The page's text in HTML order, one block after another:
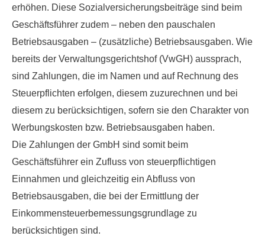
erhöhen. Diese Sozialversicherungsbeiträge sind beim
Geschäftsführer zudem – neben den pauschalen
Betriebsausgaben – (zusätzliche) Betriebsausgaben. Wie
bereits der Verwaltungsgerichtshof (VwGH) aussprach,
sind Zahlungen, die im Namen und auf Rechnung des
Steuerpflichten erfolgen, diesem zuzurechnen und bei
diesem zu berücksichtigen, sofern sie den Charakter von
Werbungskosten bzw. Betriebsausgaben haben.
Die Zahlungen der GmbH sind somit beim
Geschäftsführer ein Zufluss von steuerpflichtigen
Einnahmen und gleichzeitig ein Abfluss von
Betriebsausgaben, die bei der Ermittlung der
Einkommensteuerbemessungsgrundlage zu
berücksichtigen sind.